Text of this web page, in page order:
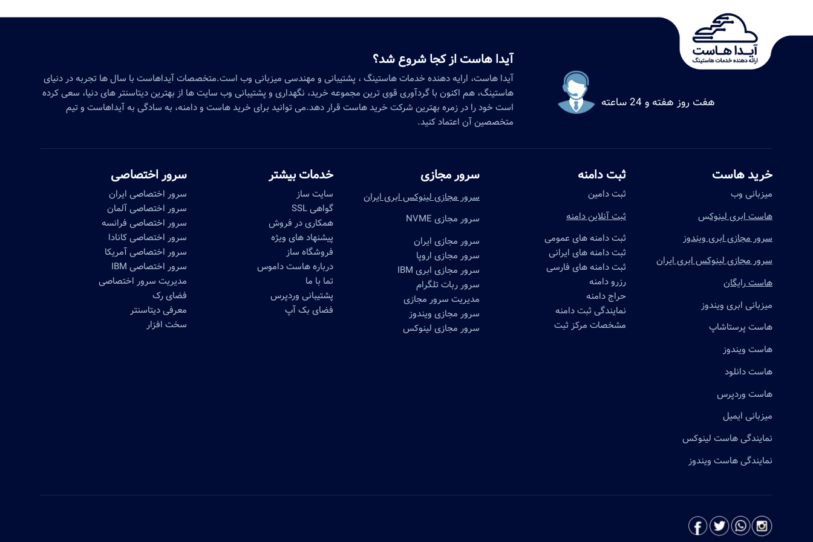
.
هفت روز هفته و 24 ساعته
آیدا هاست از کجا شروع شد؟
آیدا هاست، ارایه دهنده خدمات هاستینگ ، پشتیبانی و مهندسی میزبانی وب است.متخصصات آیداهاست با سال ها تجربه در دنیای
هاستینگ، هم اکنون با گردآوری قوی ترین مجموعه خرید، نگهداری و پشتیبانی وب سایت ها از بهترین دیتاسنتر های دنیا، سعی کرده
است خود را در زمره بهترین شرکت خرید هاست قرار دهد.می توانید برای خرید هاست و دامنه، به سادگی به آیداهاست و تیم
متخصصین آن اعتماد کنید.
خرید هاست
میزبانی وب
هاست ابری لینوکس
سرور مجازی ابری ویندوز
سرور مجازی لینوکس ابری ایران
هاست رایگان
میزبانی ابری ویندوز
هاست پرستاشاپ
هاست ویندوز
هاست دانلود
هاست وردپرس
میزبانی ایمیل
نمایندگی هاست لینوکس
نمایندگی هاست ویندوز
ثبت دامنه
ثبت دامین
ثبت آنلاین دامنه
ثبت دامنه های عمومی
ثبت دامنه های ایرانی
ثبت دامنه های فارسی
رزرو دامنه
حراج دامنه
نمایندگی ثبت دامنه
مشخصات مرکز ثبت
سرور مجازی
سرور مجازی لینوکس ابری ایران
سرور مجازی NVME
سرور مجازی ایران
سرور مجازی اروپا
سرور مجازی ابری IBM
سرور ربات تلگرام
مدیریت سرور مجازی
سرور مجازی ویندوز
سرور مجازی لینوکس
خدمات بیشتر
سایت ساز
گواهی SSL
همکاری در فروش
پیشنهاد های ویژه
فروشگاه ساز
درباره هاست داموس
تما با ما
پشتیبانی وردپرس
فضای بک آپ
سرور اختصاصی
سرور اختصاصی ایران
سرور اختصاصی آلمان
سرور اختصاصی فرانسه
سرور اختصاصی کانادا
سرور اختصاصی آمریکا
سرور اختصاصی IBM
مدیریت سرور اختصاصی
فضای رک
معرفی دیتاسنتر
سخت افزار